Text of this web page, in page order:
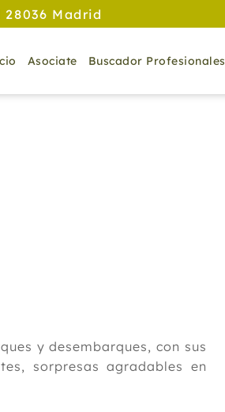
Madrid
Asociate Buscador Profesionales
y desembarques, con sus
sorpresas agradables en